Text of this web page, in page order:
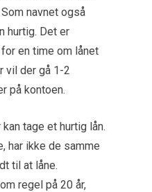
navnet også
hurtig. Det er
en time om lånet
vil der gå 1-2
på kontoen.
tage et hurtig lån.
har ikke de samme
til at låne.
regel på 20 år,